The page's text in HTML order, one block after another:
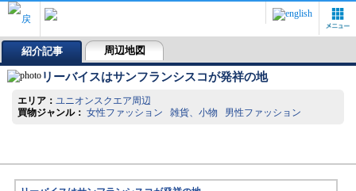
紹介記事 周辺地図
リーバイスはサンフランシスコが発祥の地
エリア：ユニオンスクエア周辺
買物ジャンル： 女性ファッション 雑貨、小物 男性ファッション